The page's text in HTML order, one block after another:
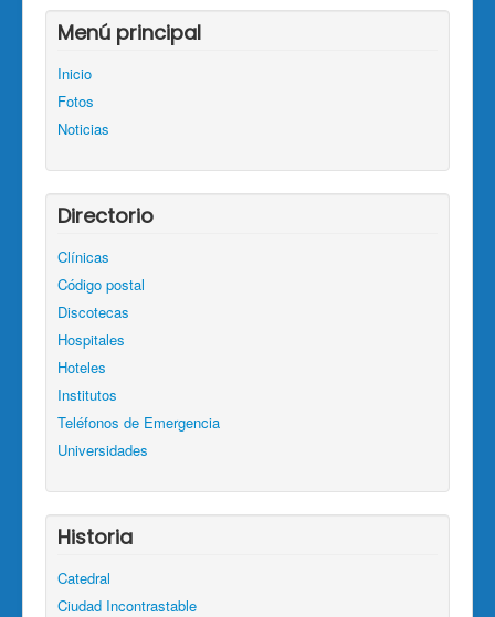
Menú principal
Inicio
Fotos
Noticias
Directorio
Clínicas
Código postal
Discotecas
Hospitales
Hoteles
Institutos
Teléfonos de Emergencia
Universidades
Historia
Catedral
Ciudad Incontrastable